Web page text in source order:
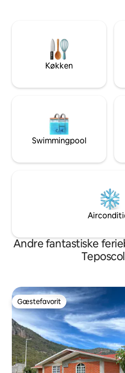
der altid er villig til at hjælpe.
Køkken
Swimmingpool
Andre fantastiske
Gæstefavorit
Gæstefavorit